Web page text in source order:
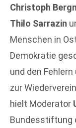
Christoph
Thilo Sarrazin
Menschen in
Demokratie
und den
zur
hielt Moderator
Bundesstiftung